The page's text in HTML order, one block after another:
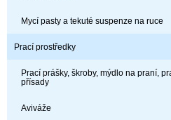
Mycí pasty a tekuté suspenze na ruce
Prací prostředky
Prací prášky, škroby, mýdlo na praní,
přísady
Aviváže